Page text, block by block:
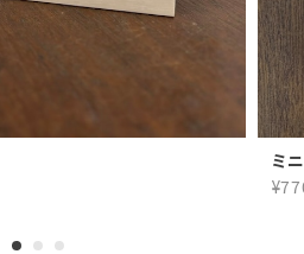
ミ